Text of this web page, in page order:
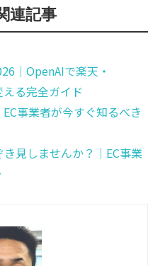
連記事
｜OpenAIで楽天・
る完全ガイド
事業者が今すぐ知るべき
見しませんか？｜EC事業